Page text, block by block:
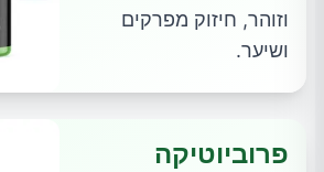
וזוהר, חיזוק מפרקים
ושיער.
פרוביוטיקה